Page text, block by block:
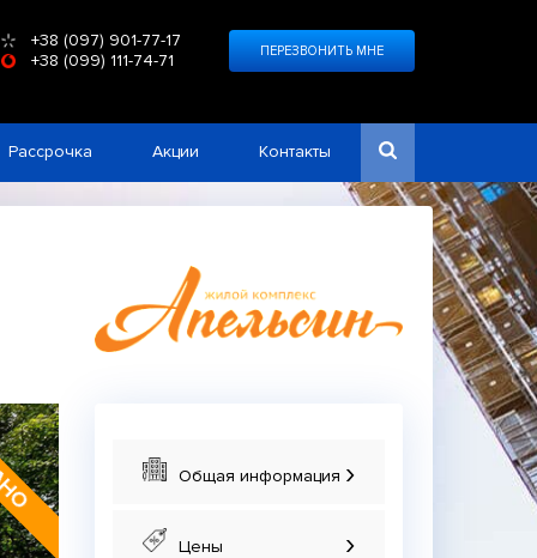
+38 (097) 901-77-17
+38 (099) 111-74-71
ПЕРЕЗВОНИТЬ МНЕ
Рассрочка Акции Контакты
Общая информация ›
Цены ›